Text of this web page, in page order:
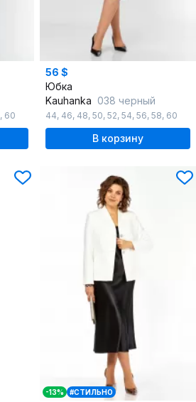
, 60
56 $
Юбка
Kauhanka 038 черный
44, 46, 48, 50, 52, 54, 56, 58, 60
В корзину
-13% #СТИЛЬНО